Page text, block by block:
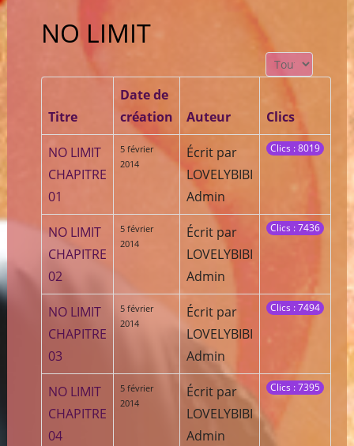
NO LIMIT
Affichage #
Titre
Date de
création
Auteur Clics
NO LIMIT
CHAPITRE
01
5 février
2014
Écrit par
LOVELYBIBI
Admin
Clics : 8019
NO LIMIT
CHAPITRE
02
5 février
2014
Écrit par
LOVELYBIBI
Admin
Clics : 7436
NO LIMIT
CHAPITRE
03
5 février
2014
Écrit par
LOVELYBIBI
Admin
Clics : 7494
NO LIMIT
CHAPITRE
04
5 février
2014
Écrit par
LOVELYBIBI
Admin
Clics : 7395